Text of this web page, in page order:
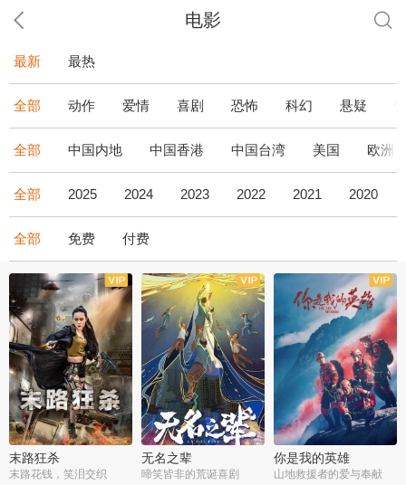
电影
最新 最热
全部 动作 爱情 喜剧 恐怖 科幻 悬疑
全部 中国内地 中国香港 中国台湾 美国 欧洲
全部 2025 2024 2023 2022 2021 2020
全部 免费 付费
末路狂杀
末路花钱，笑泪交织
无名之辈
啼笑皆非的荒诞喜剧
你是我的英雄
山地救援者的爱与奉献